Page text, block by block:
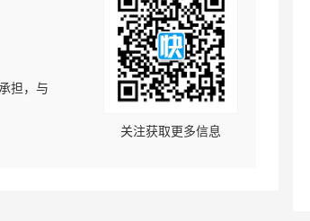
担，与
关注获取更多信息